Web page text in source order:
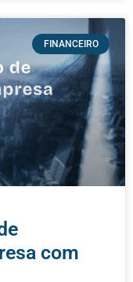
FINANCEIRO
com